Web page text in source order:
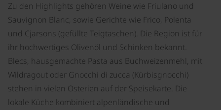
Zu den Highlights gehören Weine wie Friulano und
Sauvignon Blanc, sowie Gerichte wie Frico, Polenta
und Cjarsons (gefüllte Teigtaschen). Die Region ist für
ihr hochwertiges Olivenöl und Schinken bekannt.
Blecs, hausgemachte Pasta aus Buchweizenmehl, mit
Wildragout oder Gnocchi di zucca (Kürbisgnocchi)
stehen in vielen Osterien auf der Speisekarte. Die
lokale Küche kombiniert alpenländische und